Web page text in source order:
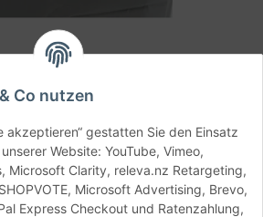
Co nutzen
akzeptieren“ gestatten Sie den Einsatz
Website: YouTube, Vimeo,
Microsoft Clarity, releva.nz Retargeting,
Microsoft Advertising, Brevo,
Express Checkout und Ratenzahlung,
Tipo 0 - 5kg
– mit 14,5 % Protein. Mit Kleie &
– nahrhaft & aromatisch.